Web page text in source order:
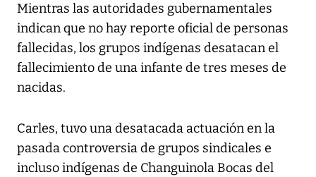
Mientras las autoridades gubernamentales
indican que no hay reporte oficial de personas
fallecidas, los grupos indígenas desatacan el
fallecimiento de una infante de tres meses de
nacidas.
Carles, tuvo una desatacada actuación en la
pasada controversia de grupos sindicales e
incluso indígenas de Changuinola Bocas del